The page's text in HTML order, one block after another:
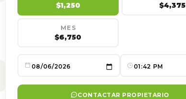
$1,250 $4,375
MES
$6,750
CONTACTAR PROPIETARIO